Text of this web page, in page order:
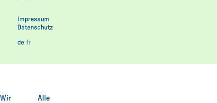
Impressum
Datenschutz
de fr
Wir Alle